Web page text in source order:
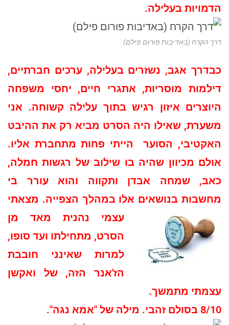
הדמויות בעלילה.
דרך הקרח (באדיבות פורום פילם)
כבדרך אגב, נשזרים בעלילה, ערכים חברתיים,
דילמות מוסריות, אתגרי חיים, יחסי משפחה
היוצרים איזון רגיש בתוך עלילה קשוחה. אני
משערת, שאילו היה הסרט מביא רק את ההיבט
האקטיבי, הסוער הייתי פחות מתחברת אליו.
אולם מכיוון שהיה בו שילוב של רגשות חמלה,
כאב, שמחה אבדן ותקווה והוא עורר בי
מחשבות בנושאים אלו במהלך הצפייה. מצאתי
עצמי נהנית מאד מן
הסרט, מתחילתו ועד סופו,
למרות שאינני חובבת
הז'אנר הזה, של ואקשן
עצמתי מתמשך.
8/10 בסולם זהבי. מילה של "אמא נגה".